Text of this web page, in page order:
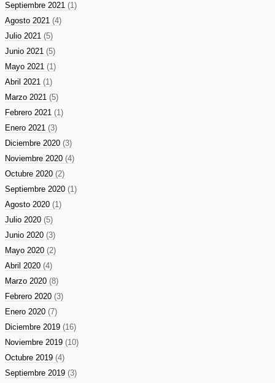
Septiembre 2021 (1)
Agosto 2021 (4)
Julio 2021 (5)
Junio 2021 (5)
Mayo 2021 (1)
Abril 2021 (1)
Marzo 2021 (5)
Febrero 2021 (1)
Enero 2021 (3)
Diciembre 2020 (3)
Noviembre 2020 (4)
Octubre 2020 (2)
Septiembre 2020 (1)
Agosto 2020 (1)
Julio 2020 (5)
Junio 2020 (3)
Mayo 2020 (2)
Abril 2020 (4)
Marzo 2020 (8)
Febrero 2020 (3)
Enero 2020 (7)
Diciembre 2019 (16)
Noviembre 2019 (10)
Octubre 2019 (4)
Septiembre 2019 (3)